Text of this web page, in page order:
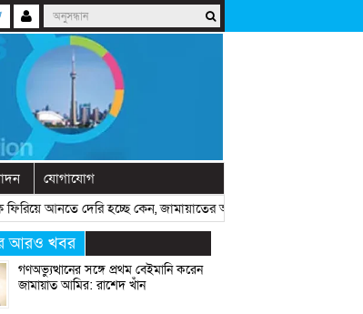
যোগাযোগ
আনতে দেরি হচ্ছে কেন, জামায়াতের আমিরের প্রশ্ন
আরও খবর
গণঅভ্যুত্থানের সঙ্গে প্রথম বেইমানি করেন
জামায়াত আমির: রাশেদ খাঁন